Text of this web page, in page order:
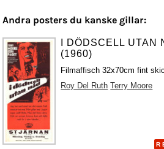
Andra posters du kanske gillar:
I DÖDSCELL UTAN
(1960)
Filmaffisch 32x70cm fint
Roy Del Ruth Terry Moore
R